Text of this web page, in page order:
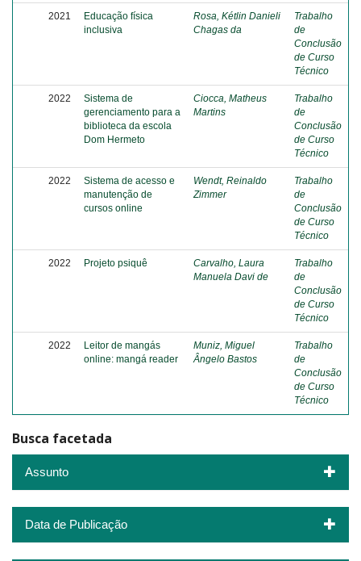
2021
Educação física
inclusiva
Rosa, Kétlin Danieli
Chagas da
Trabalho
de
Conclusão
de Curso
Técnico
2022
Sistema de
gerenciamento para a
biblioteca da escola
Dom Hermeto
Ciocca, Matheus
Martins
Trabalho
de
Conclusão
de Curso
Técnico
2022
Sistema de acesso e
manutenção de
cursos online
Wendt, Reinaldo
Zimmer
Trabalho
de
Conclusão
de Curso
Técnico
2022 Projeto psiquê
Carvalho, Laura
Manuela Davi de
Trabalho
de
Conclusão
de Curso
Técnico
2022
Leitor de mangás
online: mangá reader
Muniz, Miguel
Ângelo Bastos
Trabalho
de
Conclusão
de Curso
Técnico
Busca facetada
Assunto
Data de Publicação